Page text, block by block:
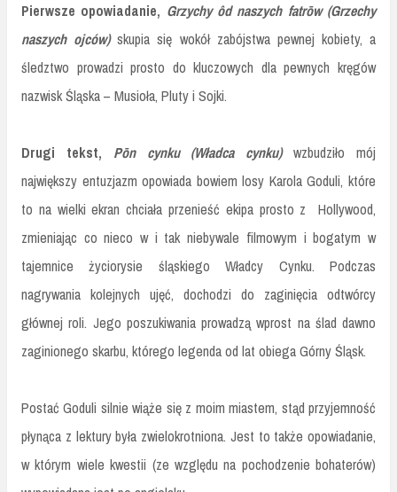
Pierwsze opowiadanie, Grzychy ôd naszych fatrōw (Grzechy
naszych ojców)skupia się wokół zabójstwa pewnej kobiety, a
śledztwo prowadzi prosto do kluczowych dla pewnych kręgów
nazwisk Śląska – Musioła, Pluty i Sojki.
Drugi tekst, Pōn cynku (Władca cynku) wzbudziło mój
największy entuzjazm opowiada bowiem losy Karola Goduli, które
to na wielki ekran chciała przenieść ekipa prosto z Hollywood,
zmieniając co nieco w i tak niebywale filmowym i bogatym w
tajemnice życiorysie śląskiego Władcy Cynku. Podczas
nagrywania kolejnych ujęć, dochodzi do zaginięcia odtwórcy
głównej roli. Jego poszukiwania prowadzą wprost na ślad dawno
zaginionego skarbu, którego legenda od lat obiega Górny Śląsk.
Postać Goduli silnie wiąże się z moim miastem, stąd przyjemność
płynąca z lektury była zwielokrotniona. Jest to także opowiadanie,
w którym wiele kwestii (ze względu na pochodzenie bohaterów)